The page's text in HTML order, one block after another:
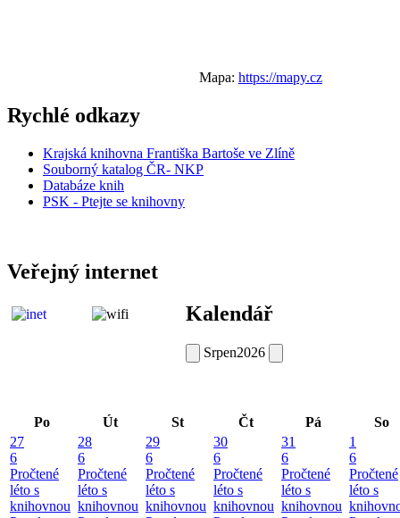
Mapa: https://mapy.cz
Rychlé odkazy
Krajská knihovna Františka Bartoše ve Zlíně
Souborný katalog ČR- NKP
Databáze knih
PSK - Ptejte se knihovny
Veřejný internet
Kalendář
Srpen2026
Po Út St Čt Pá
So
27
6
Pročtené
léto s
knihovnou
28
6
Pročtené
léto s
knihovnou
29
6
Pročtené
léto s
knihovnou
30
6
Pročtené
léto s
knihovnou
31
6
Pročtené
léto s
knihovnou
1
6
Pročtené
léto s